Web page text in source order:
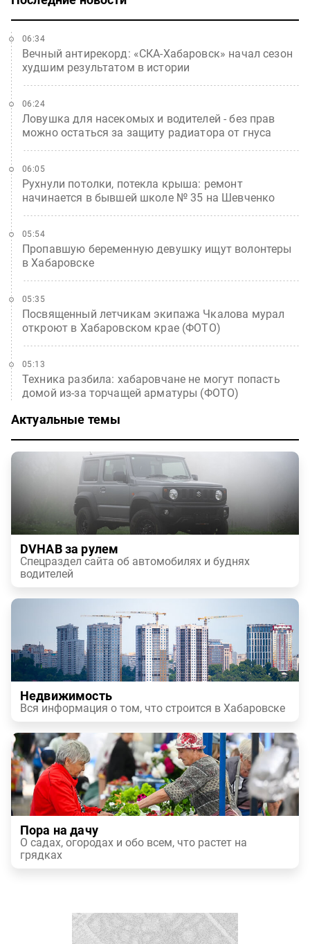
Вечный антирекорд: «СКА-Хабаровск» начал сезон
худшим результатом в истории
06:34
Ловушка для насекомых и водителей - без прав
можно остаться за защиту радиатора от гнуса
06:24
Рухнули потолки, потекла крыша: ремонт
начинается в бывшей школе № 35 на Шевченко
06:05
Пропавшую беременную девушку ищут волонтеры
в Хабаровске
05:54
Посвященный летчикам экипажа Чкалова мурал
откроют в Хабаровском крае (ФОТО)
05:35
Техника разбила: хабаровчане не могут попасть
домой из-за торчащей арматуры (ФОТО)
05:13
Актуальные темы
DVHAB за рулем
Спецраздел сайта об автомобилях и буднях
водителей
Недвижимость
Вся информация о том, что строится в Хабаровске
Пора на дачу
О садах, огородах и обо всем, что растет на
грядках